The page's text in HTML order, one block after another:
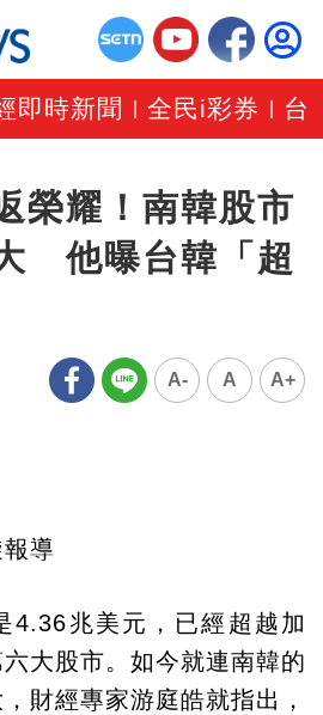
即時新聞 |全民i彩券 台
榮耀！南韓股市
他曝台韓「超
A- A A+
導
4.36兆美元，已經超越加
大股市。如今就連南韓的
財經專家游庭皓就指出，